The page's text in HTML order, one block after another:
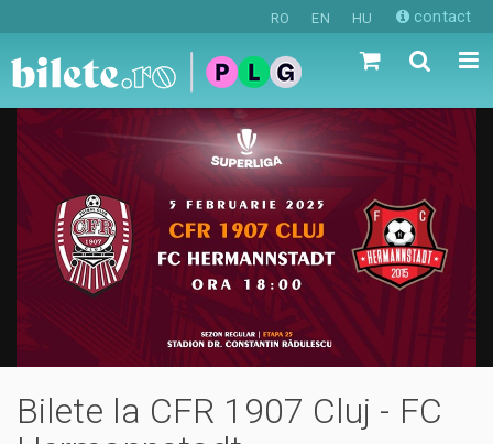
RO EN HU contact
Bilete la CFR 1907 Cluj - FC